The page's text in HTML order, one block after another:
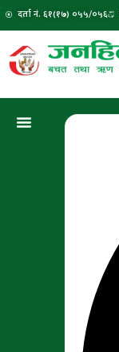
दर्ता नं. ६१(१७) ०५५/०५६